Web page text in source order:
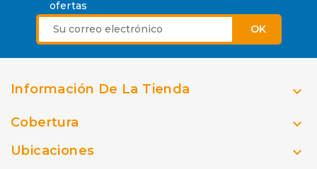
ofertas
Información De La Tienda 
Cobertura 
Ubicaciones 